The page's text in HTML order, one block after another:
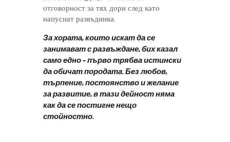
отговорност за тях дори след като
напуснат развъдника.
За хората, които искат да се
занимават с развъждане, бих казал
само едно – първо трябва истински
да обичат породата. Без любов,
търпение, постоянство и желание
за развитие, в тази дейност няма
как да се постигне нещо
стойностно.